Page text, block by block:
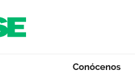
Conócenos